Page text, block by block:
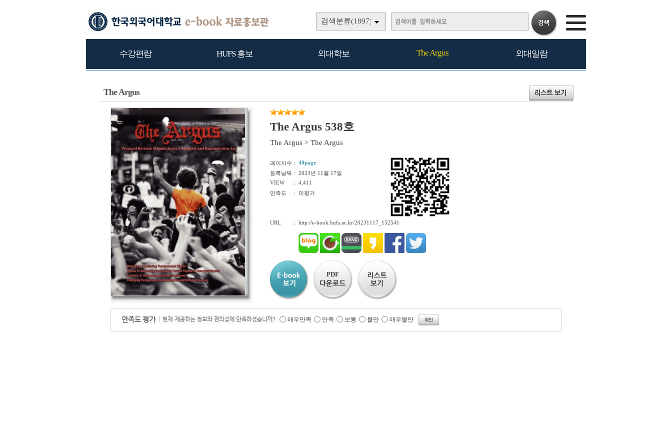
검색분류(1897)
수강편람 HUFS 홍보 외대학보 The Argus 외대일람
The Argus
The Argus 538호
The Argus > The Argus
페이지수 :
40page
등록날짜 :
2023년 11월 17일
VIEW
:
4,411
만족도
: 미평가
URL : http://e-book.hufs.ac.kr/20231117_152541
PDF
매우만족 만족 보통 불만 매우불만